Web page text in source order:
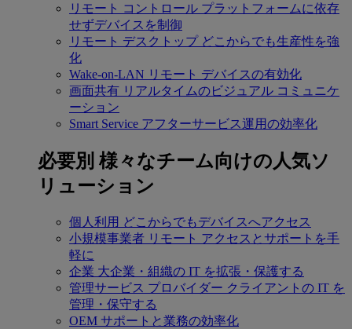
リモート コントロール プラットフォームに依存
せずデバイスを制御
リモート デスクトップ どこからでも生産性を強
化
Wake-on-LAN リモート デバイスの有効化
画面共有 リアルタイムのビジュアル コミュニケ
ーション
Smart Service アフターサービス運用の効率化
必要別 様々なチーム向けの人気ソ
リューション
個人利用 どこからでもデバイスへアクセス
小規模事業者 リモート アクセスとサポートを手
軽に
企業 大企業・組織の IT を拡張・保護する
管理サービス プロバイダー クライアントの IT を
管理・保守する
OEM サポートと業務の効率化